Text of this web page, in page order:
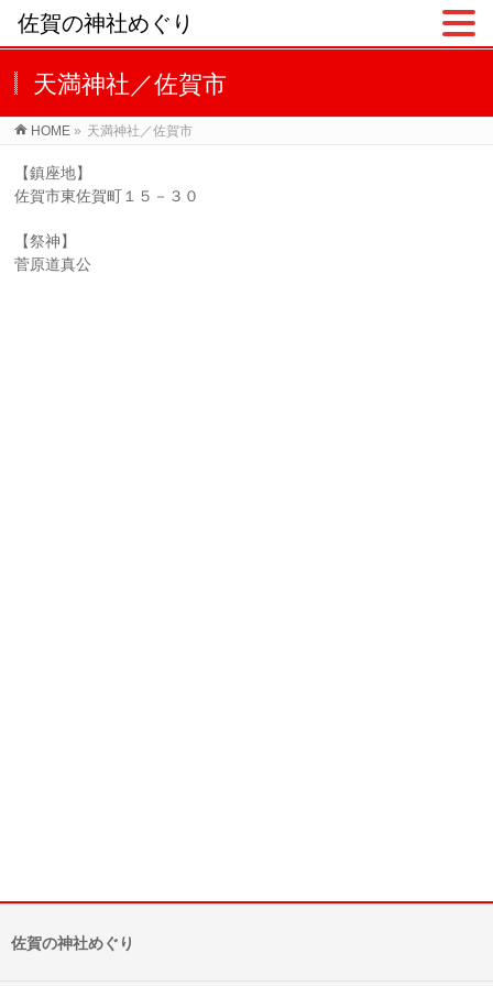
天満神社／佐賀市
HOME » 天満神社／佐賀市
【鎮座地】
佐賀市東佐賀町１５－３０
【祭神】
菅原道真公
佐賀の神社めぐり
佐賀の神社めぐり